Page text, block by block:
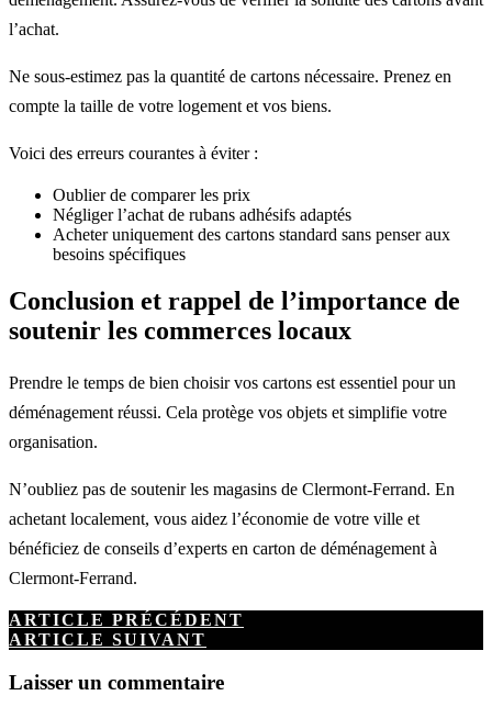
l’achat.
Ne sous-estimez pas la quantité de cartons nécessaire. Prenez en
compte la taille de votre logement et vos biens.
Voici des erreurs courantes à éviter :
Oublier de comparer les prix
Négliger l’achat de rubans adhésifs adaptés
Acheter uniquement des cartons standard sans penser aux
besoins spécifiques
Conclusion et rappel de l’importance de
soutenir les commerces locaux
Prendre le temps de bien choisir vos cartons est essentiel pour un
déménagement réussi. Cela protège vos objets et simplifie votre
organisation.
N’oubliez pas de soutenir les magasins de Clermont-Ferrand. En
achetant localement, vous aidez l’économie de votre ville et
bénéficiez de conseils d’experts en carton de déménagement à
Clermont-Ferrand.
ARTICLE PRÉCÉDENT
ARTICLE SUIVANT
Laisser un commentaire